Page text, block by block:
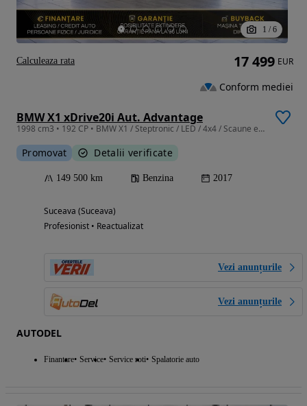
1 / 6
BMW X1 xDrive20i Aut. Advantage
1998 cm3 • 192 CP • BMW X1 / Steptronic / LED / 4x4 / Scaune electrice
Promovat Detalii verificate
149 500 km Benzina 2017
Suceava (Suceava)
Profesionist • Reactualizat
Vezi anunțurile
Vezi anunțurile
AUTODEL
Finantare Service Service roti Spalatorie auto
17 499 EUR
Conform mediei
Calculeaza rata